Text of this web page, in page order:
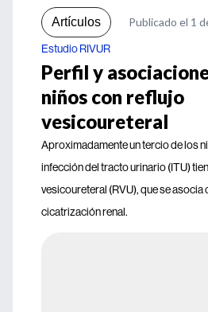
Artículos Publicado el 1
Estudio RIVUR
Perfil y
niños con reflujo
vesicoureteral
Aproximadamente un tercio de los
infección del tracto urinario (ITU)
vesicoureteral (RVU), que se
cicatrización renal.